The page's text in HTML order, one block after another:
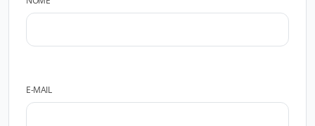
E-MAIL